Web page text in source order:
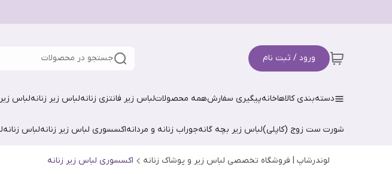
ورود / ثبت نام جستجو در محصولات
دسته‌بندی کالاهاخانهپیگیری سفارشهمه محصولاتلباس زیر فانتزی زنانهلباس زیر زنانهلباس
شورت ست زوج (کاپلی)لباس زیر بچه گانهجوراب زنانه و مردانهاکسسوری لباس زیر زنانهلباس زنانه
لوندرشاپ | فروشگاه تخصصی لباس زیر و پوشاک زنانه اکسسوری لباس زیر زنانه